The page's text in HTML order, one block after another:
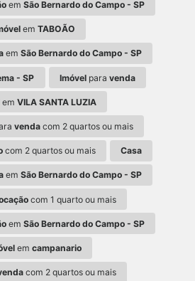
em São Bernardo do Campo - SP
em TABOÃO
em São Bernardo do Campo - SP
- SP Imóvelpara venda
em VILA SANTA LUZIA
venda com 2 quartos ou mais
com 2 quartos ou mais Casa
em São Bernardo do Campo - SP
com 1 quarto ou mais
em São Bernardo do Campo - SP
em campanario
com 2 quartos ou mais